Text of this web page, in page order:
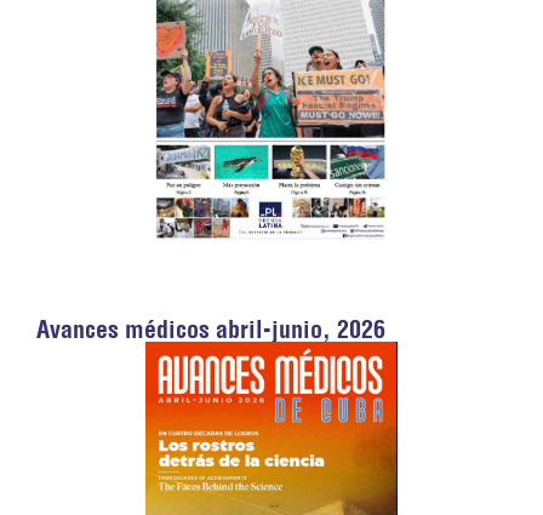
Avances médicos abril-junio, 2026